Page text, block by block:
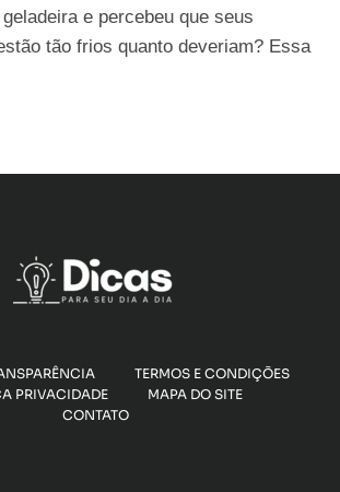
e percebeu que seus
tão frios quanto deveriam? Essa
TERMOS E CONDIÇÕES
PRIVACIDADE
MAPA DO SITE
CONTATO